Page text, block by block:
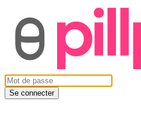
Se connecter